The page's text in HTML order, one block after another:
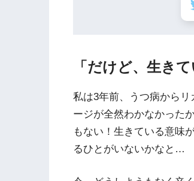
「だけど、生き
私は3年前、うつ病から
ージが全然わかなかった
もない！生きている意味
るひとがいないかなと…